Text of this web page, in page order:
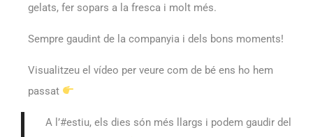
gelats, fer sopars a la fresca i molt més.
Sempre gaudint de la companyia i dels bons moments!
Visualitzeu el vídeo per veure com de bé ens ho hem
passat
A l’#estiu, els dies són més llargs i podem gaudir del